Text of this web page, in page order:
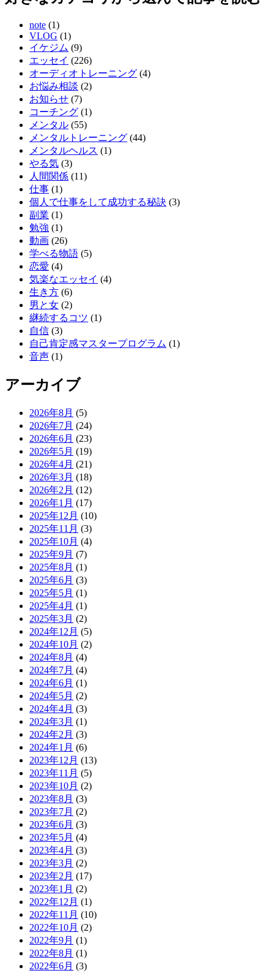
note (1)
VLOG (1)
イケジム (9)
エッセイ (226)
オーディオトレーニング (4)
お悩み相談 (2)
お知らせ (7)
コーチング (1)
メンタル (55)
メンタルトレーニング (44)
メンタルヘルス (1)
やる気 (3)
人間関係 (11)
仕事 (1)
個人で仕事をして成功する秘訣 (3)
副業 (1)
勉強 (1)
動画 (26)
学べる物語 (5)
恋愛 (4)
気楽なエッセイ (4)
生き方 (6)
男と女 (2)
継続するコツ (1)
自信 (3)
自己肯定感マスタープログラム (1)
音声 (1)
アーカイブ
2026年8月 (5)
2026年7月 (24)
2026年6月 (23)
2026年5月 (19)
2026年4月 (21)
2026年3月 (18)
2026年2月 (12)
2026年1月 (17)
2025年12月 (10)
2025年11月 (3)
2025年10月 (4)
2025年9月 (7)
2025年8月 (1)
2025年6月 (3)
2025年5月 (1)
2025年4月 (1)
2025年3月 (2)
2024年12月 (5)
2024年10月 (2)
2024年8月 (4)
2024年7月 (4)
2024年6月 (1)
2024年5月 (2)
2024年4月 (3)
2024年3月 (1)
2024年2月 (3)
2024年1月 (6)
2023年12月 (13)
2023年11月 (5)
2023年10月 (2)
2023年8月 (3)
2023年7月 (2)
2023年6月 (3)
2023年5月 (4)
2023年4月 (3)
2023年3月 (2)
2023年2月 (17)
2023年1月 (2)
2022年12月 (1)
2022年11月 (10)
2022年10月 (2)
2022年9月 (1)
2022年8月 (1)
2022年6月 (3)